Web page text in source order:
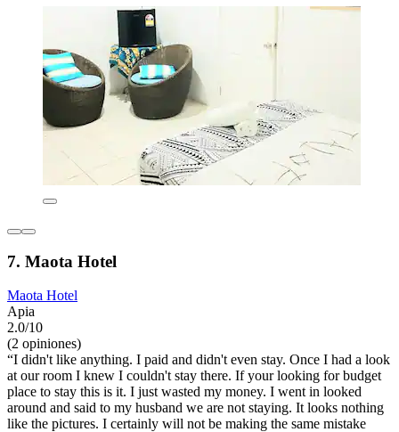
7. Maota Hotel
Maota Hotel
Apia
2.0/10
(2 opiniones)
“I didn't like anything. I paid and didn't even stay. Once I had a look
at our room I knew I couldn't stay there. If your looking for budget
place to stay this is it. I just wasted my money. I went in looked
around and said to my husband we are not staying. It looks nothing
like the pictures. I certainly will not be making the same mistake